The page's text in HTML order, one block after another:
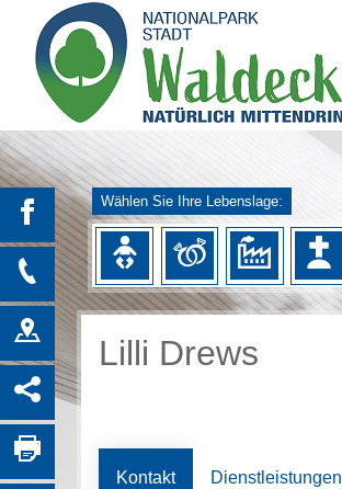
Wählen Sie Ihre Lebenslage:
Lilli Drews
Kontakt Dienstleistungen